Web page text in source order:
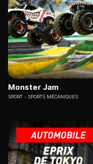
Monster Jam
SPORT SPORTS MÉCANIQUES